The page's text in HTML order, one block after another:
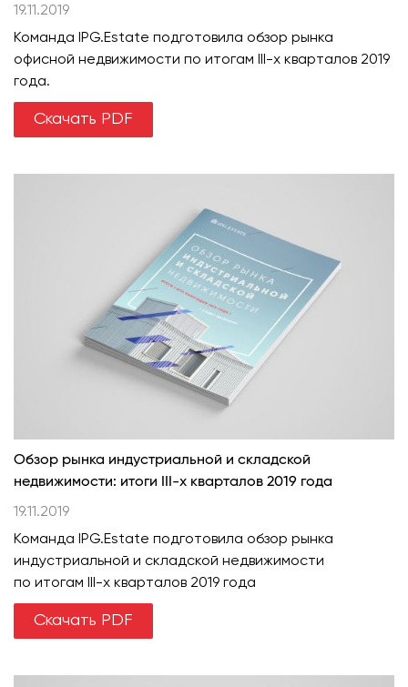
19.11.2019
Команда IPG.Estate подготовила обзор рынка
офисной недвижимости по итогам III-х кварталов 2019
года.
Скачать PDF
Обзор рынка индустриальной и складской
недвижимости: итоги III-х кварталов 2019 года
19.11.2019
Команда IPG.Estate подготовила обзор рынка
индустриальной и складской недвижимости
по итогам III-х кварталов 2019 года
Скачать PDF